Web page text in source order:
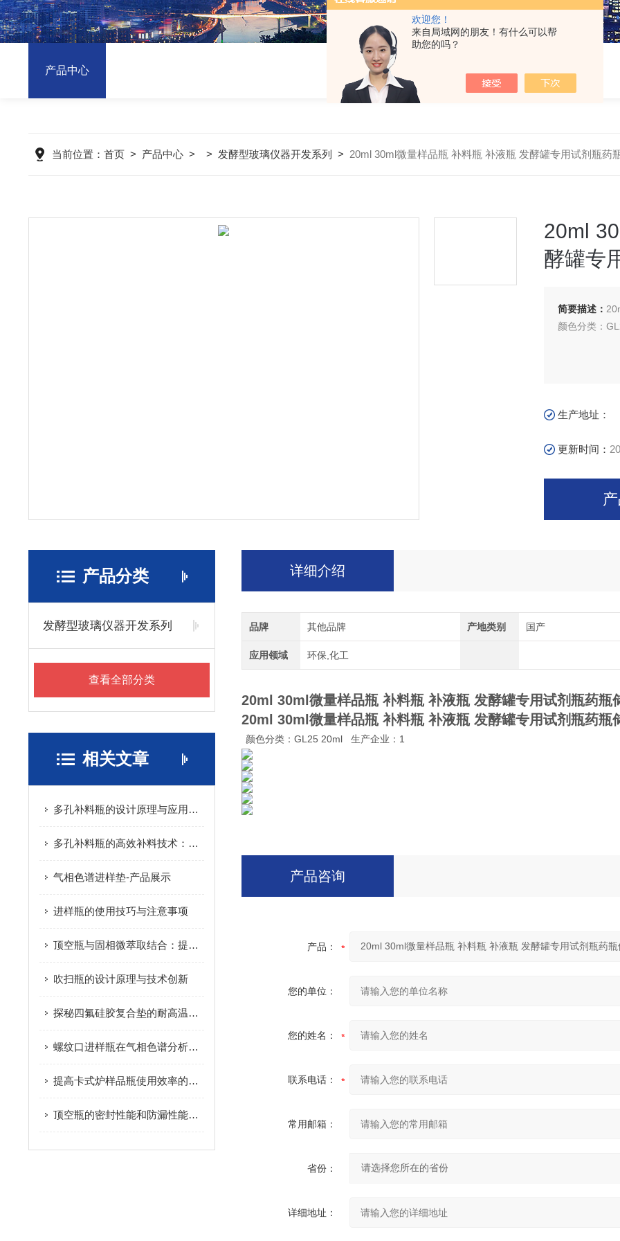
欢迎您！
来自局域网的朋友！有什么可以帮
助您的吗？
产品中心
当前位置： 首页> 产品中心> > 发酵型玻璃仪器开发系列 > 20ml 30ml微量样品瓶 补料瓶 补液瓶 发酵罐专用试剂瓶药
20ml
酵罐专
简要描述：
颜色分类：
生产地址：
更新时间：
产品分类
发酵型玻璃仪器开发系列
查看全部分类
相关文章
多孔补料瓶的设计原理与应用领域
多孔补料瓶的高效补料技术：提升生产效率与质量
气相色谱进样垫-产品展示
进样瓶的使用技巧与注意事项
顶空瓶与固相微萃取结合：提升环境污染物检测效率
吹扫瓶的设计原理与技术创新
探秘四氟硅胶复合垫的耐高温与化学性能
螺纹口进样瓶在气相色谱分析中的应用
提高卡式炉样品瓶使用效率的最佳实践
顶空瓶的密封性能和防漏性能解析
详细介绍
品牌 其他品牌 产地类别 国产
应用领域 环保,化工
20ml 30ml微量样品瓶 补料瓶 补液瓶 发酵罐专用试剂瓶药瓶
20ml 30ml微量样品瓶 补料瓶 补液瓶 发酵罐专用试剂瓶药瓶
颜色分类：GL25 20ml 生产企业：1
产品咨询
产品：
您的单位：
您的姓名：
联系电话：
常用邮箱：
省份：
详细地址：